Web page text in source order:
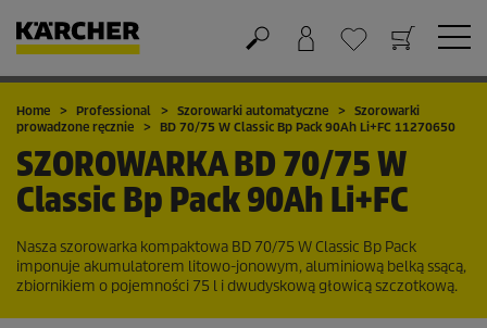
Koszyk
Lista życzeń
Home Professional Szorowarki automatyczne
Szorowarki
prowadzone ręcznie
BD 70/75 W Classic Bp Pack 90Ah Li+FC 11270650
SZOROWARKABD 70/75 W
Classic Bp Pack 90Ah Li+FC
Nasza szorowarka kompaktowa BD 70/75 W Classic Bp Pack
imponuje akumulatorem litowo-jonowym, aluminiową belką ssącą,
zbiornikiem o pojemności 75 l i dwudyskową głowicą szczotkową.